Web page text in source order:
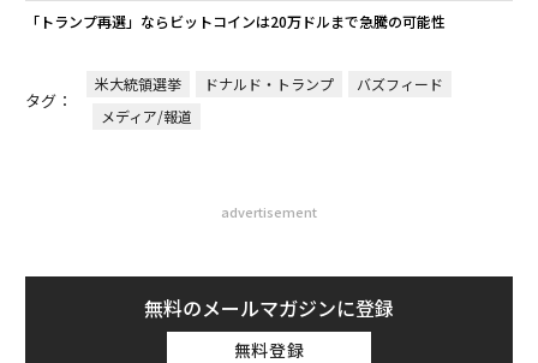
「トランプ再選」ならビットコインは20万ドルまで急騰の可能性
タグ：
米大統領選挙 ドナルド・トランプ
バズフィード
メディア/報道
advertisement
無料のメールマガジンに登録
無料登録